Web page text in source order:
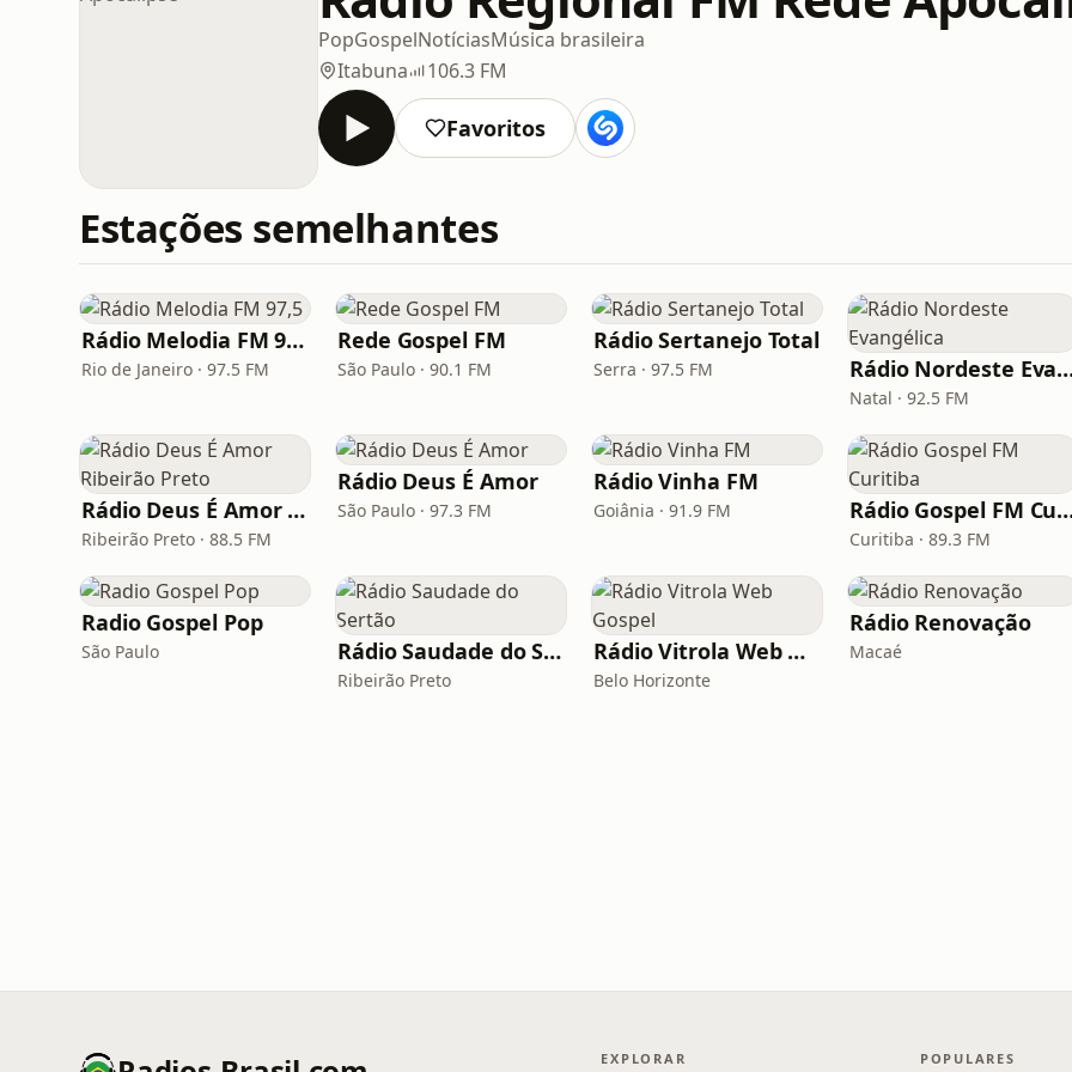
PopGospelNotíciasMúsica brasileira
Itabuna
106.3 FM
Favoritos
Estações semelhantes
Rádio Melodia FM 97,5
Rio de Janeiro · 97.5 FM
Rede Gospel FM
São Paulo · 90.1 FM
Rádio Sertanejo Total
Serra · 97.5 FM Rádio Nordeste
Natal · 92.5 FM
Rádio Deus É Amor Ribeirão Preto
Ribeirão Preto · 88.5 FM
Rádio Deus É Amor
São Paulo · 97.3 FM
Rádio Vinha FM
Goiânia · 91.9 FM Rádio Gospel
Curitiba · 89.3 FM
Radio Gospel Pop
São Paulo Rádio Saudade do Sertão
Ribeirão Preto
Rádio Vitrola Web Gospel
Belo Horizonte
Rádio Renovação
Macaé
EXPLORAR POPULARES